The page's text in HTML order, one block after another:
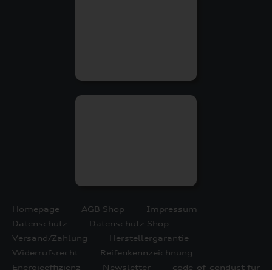
Homepage AGB Shop
Impressum
Datenschutz
Datenschutz Shop
Versand/Zahlung
Herstellergarantie
Widerrufsrecht
Reifenkennzeichnung
Energieeffizienz
Newsletter code-of-conduct für